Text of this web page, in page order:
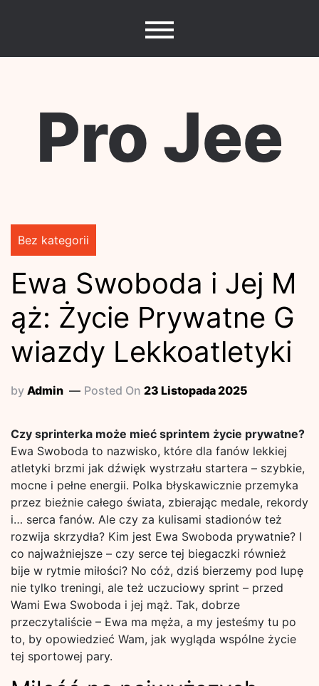
Pro Jee
Bez kategorii
Ewa Swoboda i Jej M
ąż: Życie Prywatne G
wiazdy Lekkoatletyki
by Admin Posted On 23 Listopada 2025
Czy sprinterka może mieć sprintem życie prywatne?
Ewa Swoboda to nazwisko, które dla fanów lekkiej
atletyki brzmi jak dźwięk wystrzału startera – szybkie,
mocne i pełne energii. Polka błyskawicznie przemyka
przez bieżnie całego świata, zbierając medale, rekordy
i… serca fanów. Ale czy za kulisami stadionów też
rozwija skrzydła? Kim jest Ewa Swoboda prywatnie? I
co najważniejsze – czy serce tej biegaczki również
bije w rytmie miłości? No cóż, dziś bierzemy pod lupę
nie tylko treningi, ale też uczuciowy sprint – przed
Wami Ewa Swoboda i jej mąż. Tak, dobrze
przeczytaliście – Ewa ma męża, a my jesteśmy tu po
to, by opowiedzieć Wam, jak wygląda wspólne życie
tej sportowej pary.